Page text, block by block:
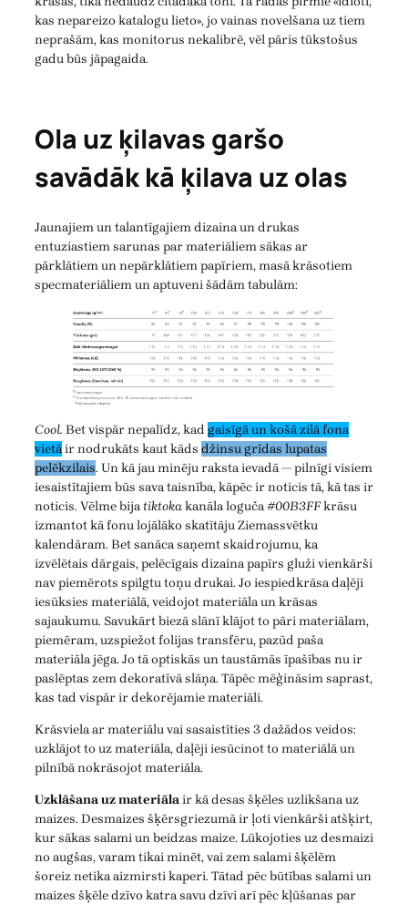
kas nepareizo katalogu lieto», jo vainas novelšana uz tiem
neprašām, kas monitorus nekalibrē, vēl pāris tūkstošus
gadu būs jāpagaida.
Ola uz ķilavas garšo
savādāk kā ķilava uz olas
Jaunajiem un talantīgajiem dizaina un drukas
entuziastiem sarunas par materiāliem sākas ar
pārklātiem un nepārklātiem papīriem, masā krāsotiem
specmateriāliem un aptuveni šādām tabulām:
Cool. Bet vispār nepalīdz, kad gaisīgā un košā zilā fona
vietāir nodrukāts kaut kāds džinsu grīdas lupatas
pelēkzilais. Un kā jau minēju raksta ievadā — pilnīgi visiem
iesaistītajiem būs sava taisnība, kāpēc ir noticis tā, kā tas ir
noticis. Vēlme bijatiktokakanāla loguča#00B3FFkrāsu
izmantot kā fonu lojālāko skatītāju Ziemassvētku
kalendāram. Bet sanāca saņemt skaidrojumu, ka
izvēlētais dārgais, pelēcīgais dizaina papīrs gluži vienkārši
nav piemērots spilgtu toņu drukai. Jo iespiedkrāsa daļēji
iesūksies materiālā, veidojot materiāla un krāsas
sajaukumu. Savukārt biezā slānī klājot to pāri materiālam,
piemēram, uzspiežot folijas transfēru, pazūd paša
materiāla jēga. Jo tā optiskās un taustāmās īpašības nu ir
paslēptas zem dekoratīvā slāņa. Tāpēc mēģināsim saprast,
kas tad vispār ir dekorējamie materiāli.
Krāsviela ar materiālu vai sasaistīties 3 dažādos veidos:
uzklājot to uz materiāla, daļēji iesūcinot to materiālā un
pilnībā nokrāsojot materiāla.
Uzklāšana uz materiālair kā desas šķēles uzlikšana uz
maizes. Desmaizes šķērsgriezumā ir ļoti vienkārši atšķirt,
kur sākas salami un beidzas maize. Lūkojoties uz desmaizi
no augšas, varam tikai minēt, vai zem salami šķēlēm
šoreiz netika aizmirsti kaperi. Tātad pēc būtības salami un
maizes šķēle dzīvo katra savu dzīvi arī pēc kļūšanas par